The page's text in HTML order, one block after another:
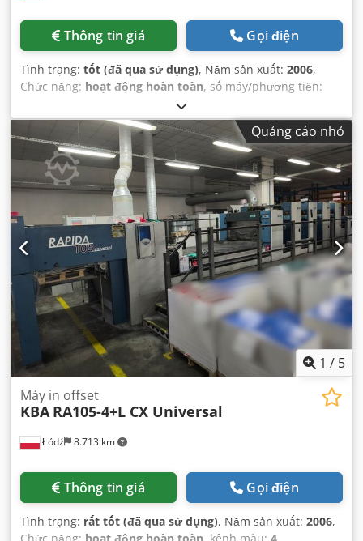
Thông tin giá Gọi điện
Tình trạng: tốt (đã qua sử dụng), Năm sản xuất: 2006,
Chức năng: hoạt động hoàn toàn, số máy/phương tiện:
Quảng cáo nhỏ
1 / 5
Łódź 8.713 km
Máy in offset
KBA RA105-4+L CX Universal
Thông tin giá Gọi điện
Tình trạng: rất tốt (đã qua sử dụng), Năm sản xuất: 2006,